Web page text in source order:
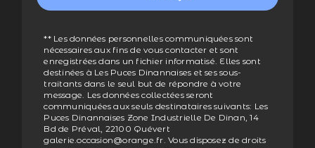
** Les données personnelles communiquées sont
nécessaires aux fins de vous contacter et sont
enregistrées dans un fichier informatisé. Elles sont
destinées à Les Puces Dinannaises et ses sous-
traitants dans le seul but de répondre à votre
message. Les données collectées seront
communiquées aux seuls destinataires suivants: Les
Puces Dinannaises Zone Industrielle De Dinan, 14
Bd de Préval, 22100 Quévert
galerie.occasion@orange.fr. Vous disposez de droits